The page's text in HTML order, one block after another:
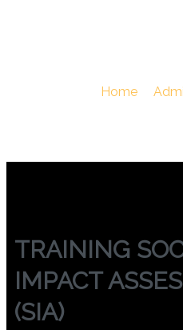
Home
TRAINING
IMPACT
(SIA)